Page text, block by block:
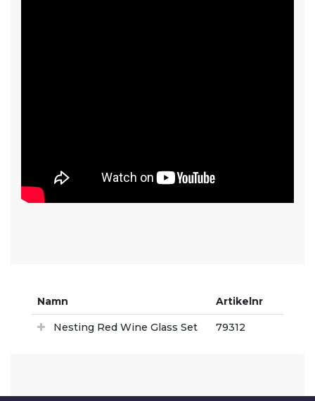
Namn Artikelnr
Nesting Red Wine Glass Set 79312